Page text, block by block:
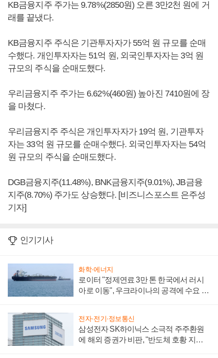
KB금융지주 주가는 9.78%(2850원) 오른 3만2천 원에 거
래를 끝냈다.
KB금융지주 주식은 기관투자자가 55억 원 규모를 순매
수했다. 개인투자자는 51억 원, 외국인투자자는 3억 원
규모의 주식을 순매도했다.
우리금융지주 주가는 6.62%(460원) 높아진 7410원에 장
을 마쳤다.
우리금융지주 주식은 개인투자자가 19억 원, 기관투자
자는 33억 원 규모를 순매수했다. 외국인투자자는 54억
원 규모의 주식을 순매도했다.
DGB금융지주(11.48%), BNK금융지주(9.01%), JB금융
지주(8.70%) 주가도 상승했다. [비즈니스포스트 은주성
기자]
인기기사
화학·에너지
로이터 "정제연료 3만 톤 한국에서 러시
아로 이동", 우크라이나의 공격에 수요 늘
전자·전기·정보통신
삼성전자 SK하이닉스 소극적 주주환원
에 해외 증권가 비판, "반도체 호황 지속